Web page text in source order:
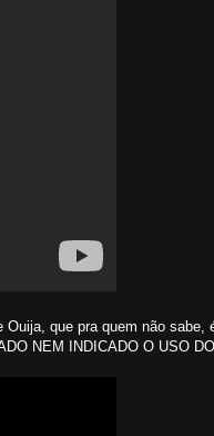
que pra quem não sabe,
NEM INDICADO O USO